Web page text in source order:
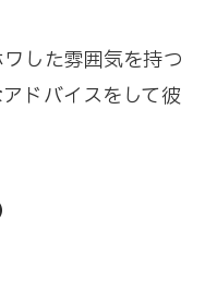
した雰囲気を持つ
ドバイスをして彼